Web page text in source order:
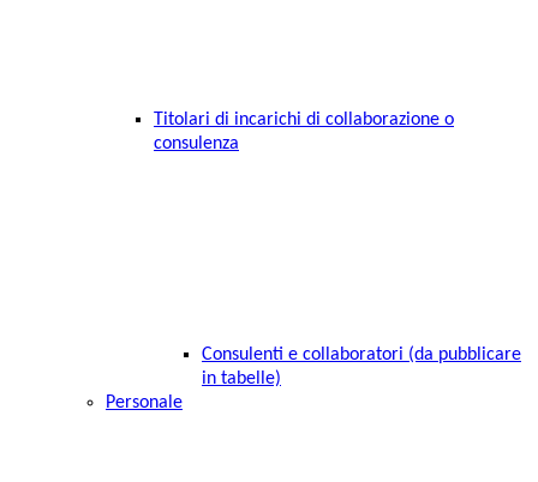
Titolari di incarichi di collaborazione o
consulenza
Consulenti e collaboratori (da pubblicare
in tabelle)
Personale